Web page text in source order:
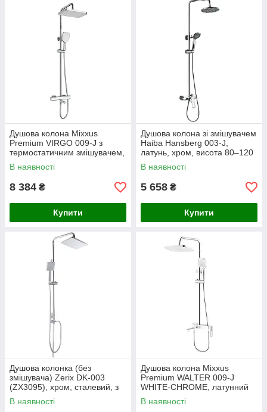
Душова колона Mixxus
Premium VIRGO 009-J з
термостатичним змішувачем,
3 функції, хромоване
покриття
В наявності
8 384 ₴
Купити
Душова колона зі змішувачем
Haiba Hansberg 003-J,
латунь, хром, висота 80–120
см, стельова лійка 22×22 см,
ручна 8×20 см, Китай (H
В наявності
5 658 ₴
Купити
Душова колонка (без
змішувача) Zerix DK-003
(ZX3095), хром, сталевий, з
шлангом 150 см, ручною та
стельовою лійкою, цинковий
В наявності
Душова колона Mixxus
Premium WALTER 009-J
WHITE-CHROME, латунний
корпус, картридж 35 мм,
жорстка підводка, довжина
В наявності